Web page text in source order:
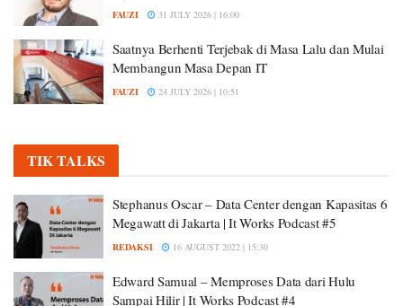
FAUZI 31 JULY 2026 | 16:00
Saatnya Berhenti Terjebak di Masa Lalu dan Mulai
Membangun Masa Depan IT
FAUZI 24 JULY 2026 | 10:51
TIK TALKS
Stephanus Oscar – Data Center dengan Kapasitas 6
Megawatt di Jakarta | It Works Podcast #5
REDAKSI 16 AUGUST 2022 | 15:30
Edward Samual – Memproses Data dari Hulu
Sampai Hilir | It Works Podcast #4